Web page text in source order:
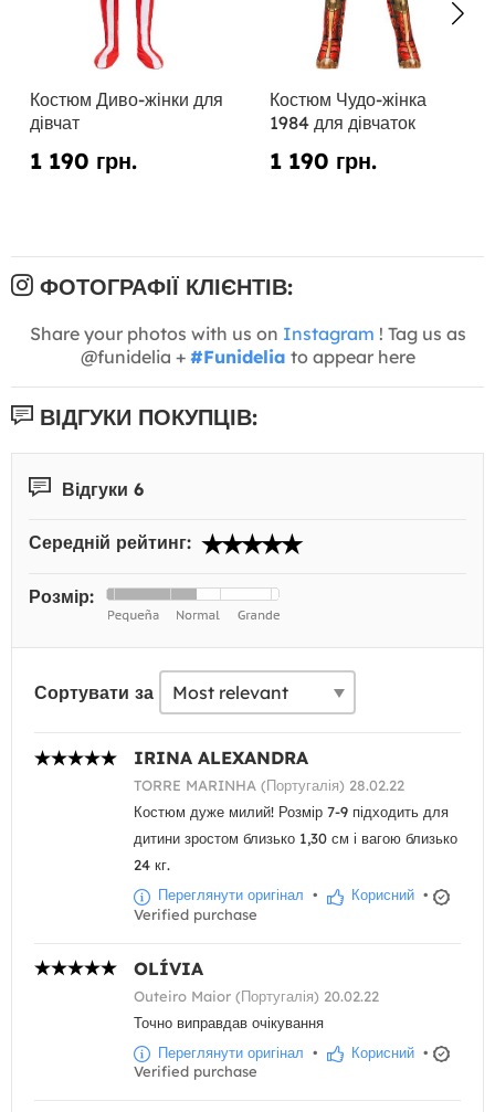
Костюм Диво-жінки для
дівчат
1 190 грн.
Костюм Чудо-жінка
1984 для дівчаток
1 190 грн.
ФОТОГРАФІЇ КЛІЄНТІВ:
Share your photos with us on Instagram ! Tag us as
@funidelia + #Funidelia to appear here
ВІДГУКИ ПОКУПЦІВ:
Відгуки 6
Середній рейтинг:
Розмір:
Сортувати за
IRINA ALEXANDRA
TORRE MARINHA (Португалія) 28.02.22
Костюм дуже милий! Розмір 7-9 підходить для
дитини зростом близько 1,30 см і вагою близько
24 кг.
Переглянути оригінал • Корисний •
Verified purchase
OLÍVIA
Outeiro Maior (Португалія) 20.02.22
Точно виправдав очікування
Переглянути оригінал • Корисний •
Verified purchase